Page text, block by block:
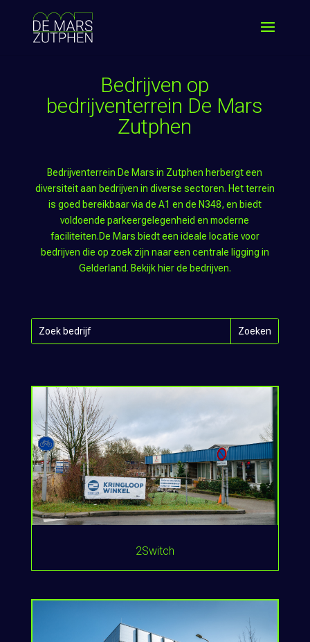
Bedrijven op
bedrijventerrein De Mars
Zutphen
Bedrijventerrein De Mars in Zutphen herbergt een
diversiteit aan bedrijven in diverse sectoren. Het terrein
is goed bereikbaar via de A1 en de N348, en biedt
voldoende parkeergelegenheid en moderne
faciliteiten.De Mars biedt een ideale locatie voor
bedrijven die op zoek zijn naar een centrale ligging in
Gelderland. Bekijk hier de bedrijven.
2Switch